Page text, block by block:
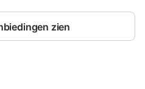
zien